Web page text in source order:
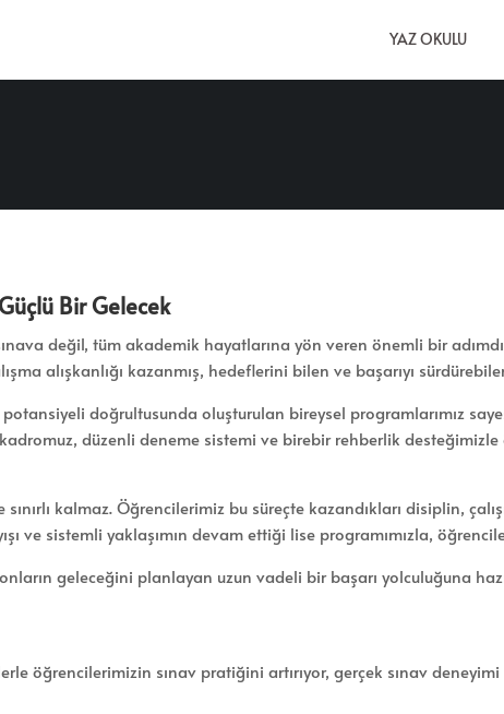
YAZ OKULU
Bir Gelecek
değil, tüm akademik hayatlarına yön veren önemli bir
alışkanlığı kazanmış, hedeflerini bilen ve başarıyı
doğrultusunda oluşturulan bireysel programlarımız
düzenli deneme sistemi ve birebir rehberlik
sınırlı kalmaz. Öğrencilerimiz bu süreçte kazandıkları disiplin,
ve sistemli yaklaşımın devam ettiği lise programımızla,
geleceğini planlayan uzun vadeli bir başarı yolculuğuna
öğrencilerimizin sınav pratiğini artırıyor, gerçek sınav deneyimi